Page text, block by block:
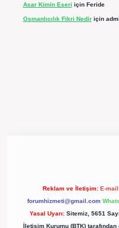
Asar Kimin Eseri için Feride
Osmanlıcılık Fikri Nediriçin
Reklam ve İletişim: E-
forumhizmeti@gmail.com
Yasal Uyarı: Sitemiz, 5651
İletişim Kurumu (BTK)